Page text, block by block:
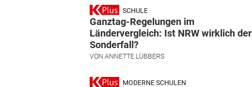
SCHULE
Ganztag-Regelungen im
Ländervergleich: Ist NRW wirklich der
Sonderfall?
VON ANNETTE LÜBBERS
MODERNE SCHULEN